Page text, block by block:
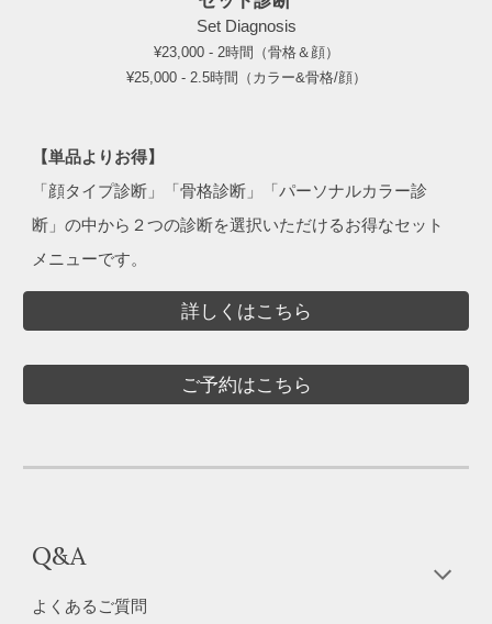
Set Diagnosis
¥23,000 - 2時間（骨格＆顔）
¥25,000 - 2.5時間（カラー&骨格/顔）
【単品よりお得】
「顔タイプ診断」「骨格診断」「パーソナルカラー診
断」の中から２つの診断を選択いただけるお得なセット
メニューです。
詳しくはこちら
ご予約はこちら
Q&A
よくあるご質問